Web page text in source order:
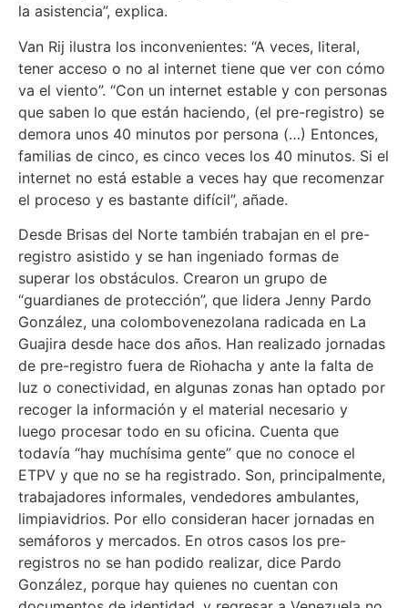
la asistencia”, explica.
Van Rij ilustra los inconvenientes: “A veces, literal,
tener acceso o no al internet tiene que ver con cómo
va el viento”. “Con un internet estable y con personas
que saben lo que están haciendo, (el pre-registro) se
demora unos 40 minutos por persona (…) Entonces,
familias de cinco, es cinco veces los 40 minutos. Si el
internet no está estable a veces hay que recomenzar
el proceso y es bastante difícil”, añade.
Desde Brisas del Norte también trabajan en el pre-
registro asistido y se han ingeniado formas de
superar los obstáculos. Crearon un grupo de
“guardianes de protección”, que lidera Jenny Pardo
González, una colombovenezolana radicada en La
Guajira desde hace dos años. Han realizado jornadas
de pre-registro fuera de Riohacha y ante la falta de
luz o conectividad, en algunas zonas han optado por
recoger la información y el material necesario y
luego procesar todo en su oficina. Cuenta que
todavía “hay muchísima gente” que no conoce el
ETPV y que no se ha registrado. Son, principalmente,
trabajadores informales, vendedores ambulantes,
limpiavidrios. Por ello consideran hacer jornadas en
semáforos y mercados. En otros casos los pre-
registros no se han podido realizar, dice Pardo
González, porque hay quienes no cuentan con